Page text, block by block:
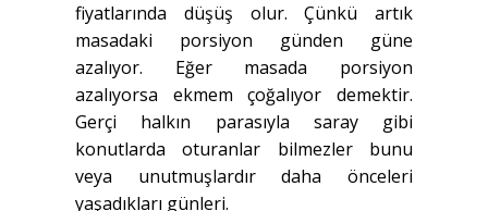
fiyatlarında düşüş olur. Çünkü artık
masadaki porsiyon günden güne
azalıyor. Eğer masada porsiyon
azalıyorsa ekmem çoğalıyor demektir.
Gerçi halkın parasıyla saray gibi
konutlarda oturanlar bilmezler bunu
veya unutmuşlardır daha önceleri
yaşadıkları günleri.